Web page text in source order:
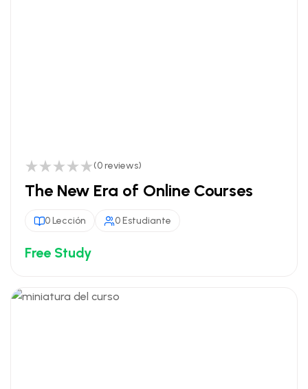
(0 reviews)
The New Era of Online Courses
0 Lección 0 Estudiante
Free Study